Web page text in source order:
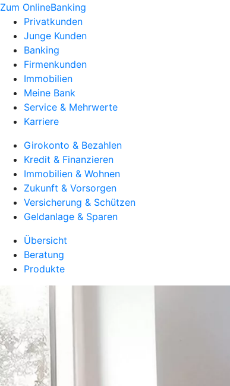
Zum OnlineBanking
Privatkunden
Junge Kunden
Banking
Firmenkunden
Immobilien
Meine Bank
Service & Mehrwerte
Karriere
Girokonto & Bezahlen
Kredit & Finanzieren
Immobilien & Wohnen
Zukunft & Vorsorgen
Versicherung & Schützen
Geldanlage & Sparen
Übersicht
Beratung
Produkte